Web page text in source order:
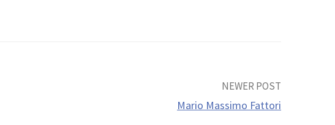
NEWER POST
Mario Massimo Fattori